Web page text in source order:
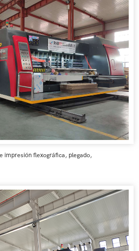
impresión flexográfica, plegado,